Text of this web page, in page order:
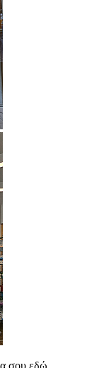
σου εδώ